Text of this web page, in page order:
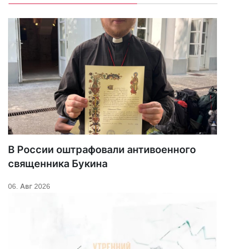
В России оштрафовали антивоенного
священника Букина
06. Авг 2026